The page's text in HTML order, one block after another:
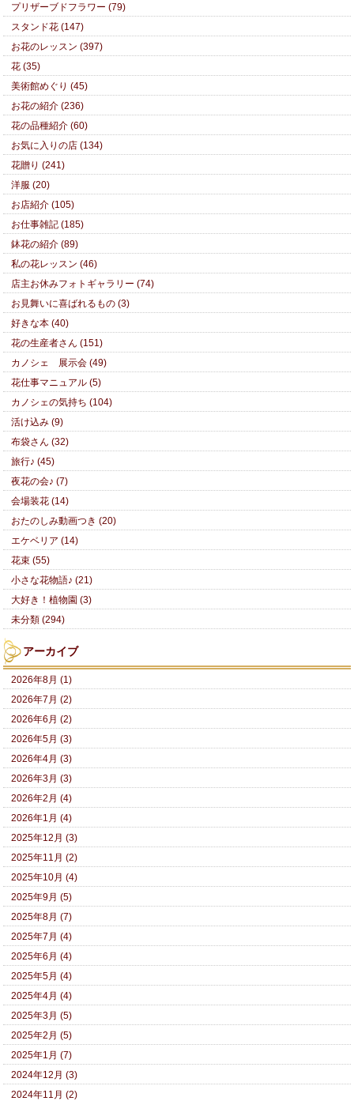
プリザーブドフラワー (79)
スタンド花 (147)
お花のレッスン (397)
花 (35)
美術館めぐり (45)
お花の紹介 (236)
花の品種紹介 (60)
お気に入りの店 (134)
花贈り (241)
洋服 (20)
お店紹介 (105)
お仕事雑記 (185)
鉢花の紹介 (89)
私の花レッスン (46)
店主お休みフォトギャラリー (74)
お見舞いに喜ばれるもの (3)
好きな本 (40)
花の生産者さん (151)
カノシェ 展示会 (49)
花仕事マニュアル (5)
カノシェの気持ち (104)
活け込み (9)
布袋さん (32)
旅行♪ (45)
夜花の会♪ (7)
会場装花 (14)
おたのしみ動画つき (20)
エケベリア (14)
花束 (55)
小さな花物語♪ (21)
大好き！植物園 (3)
未分類 (294)
アーカイブ
2026年8月 (1)
2026年7月 (2)
2026年6月 (2)
2026年5月 (3)
2026年4月 (3)
2026年3月 (3)
2026年2月 (4)
2026年1月 (4)
2025年12月 (3)
2025年11月 (2)
2025年10月 (4)
2025年9月 (5)
2025年8月 (7)
2025年7月 (4)
2025年6月 (4)
2025年5月 (4)
2025年4月 (4)
2025年3月 (5)
2025年2月 (5)
2025年1月 (7)
2024年12月 (3)
2024年11月 (2)